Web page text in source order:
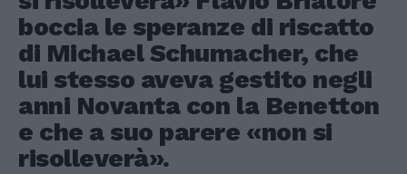
boccia le speranze di riscatto
di Michael Schumacher, che
lui stesso aveva gestito negli
anni Novanta con la Benetton
e che a suo parere «non si
risolleverà».